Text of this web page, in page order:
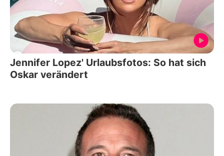
Jennifer Lopez' Urlaubsfotos: So hat sich
Oskar verändert